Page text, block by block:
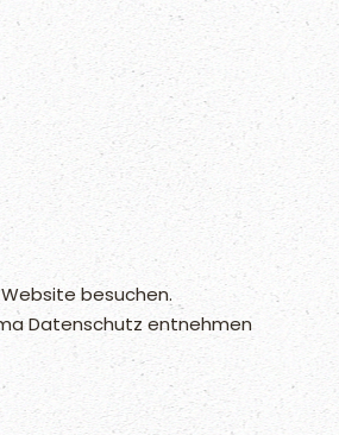
besuchen.
Datenschutz entnehmen